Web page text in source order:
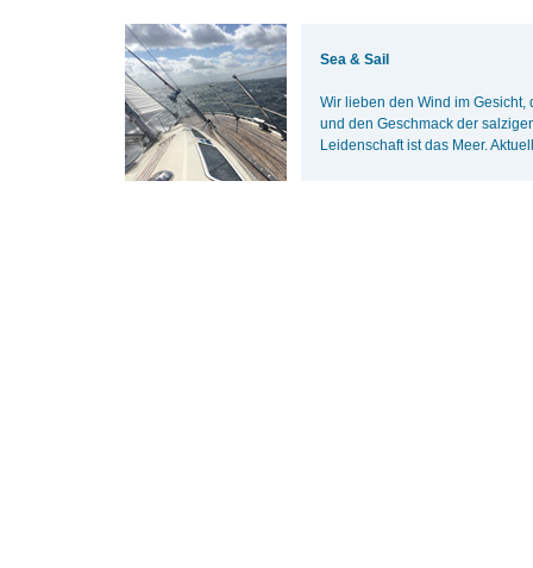
Sea & Sail
Wir lieben den Wind im Gesicht,
und den Geschmack der
Leidenschaft ist das Meer.